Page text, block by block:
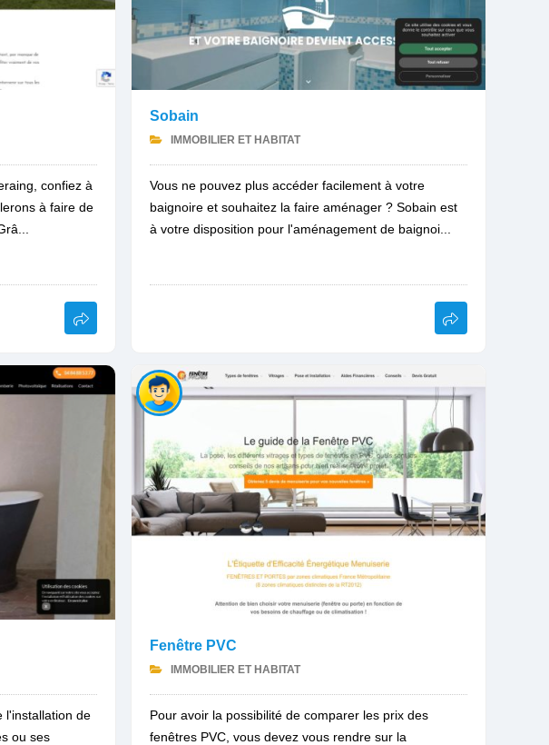
confiez à
à faire de
Sobain
IMMOBILIER ET HABITAT
Vous ne pouvez plus accéder facilement à votre
baignoire et souhaitez la faire aménager ? Sobain est
à votre disposition pour l'aménagement de baignoi...
l'installation de
ou ses
Fenêtre PVC
IMMOBILIER ET HABITAT
Pour avoir la possibilité de comparer les prix des
fenêtres PVC, vous devez vous rendre sur la